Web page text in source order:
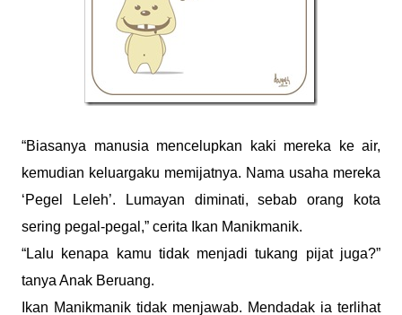
“Biasanya manusia mencelupkan kaki mereka ke air,
kemudian keluargaku memijatnya. Nama usaha mereka
‘Pegel Leleh’. Lumayan diminati, sebab orang kota
sering pegal-pegal,” cerita Ikan Manikmanik.
“Lalu kenapa kamu tidak menjadi tukang pijat juga?”
tanya Anak Beruang.
Ikan Manikmanik tidak menjawab. Mendadak ia terlihat